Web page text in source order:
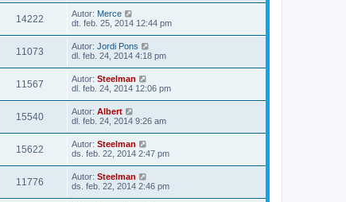
14222 Autor: Merce
dt. feb. 25, 2014 12:44 pm
11073 Autor: Jordi Pons
dl. feb. 24, 2014 4:18 pm
11567 Autor: Steelman
dl. feb. 24, 2014 12:06 pm
15540 Autor: Albert
dl. feb. 24, 2014 9:26 am
15622 Autor: Steelman
ds. feb. 22, 2014 2:47 pm
11776 Autor: Steelman
ds. feb. 22, 2014 2:46 pm